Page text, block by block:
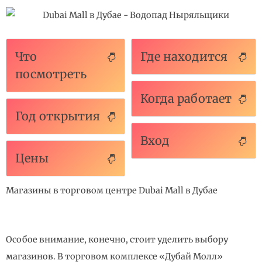
Что
посмотреть
Год открытия
Цены
Где находится
Когда работает
Вход
Магазины в торговом центре Dubai Mall в Дубае
Особое внимание, конечно, стоит уделить выбору
магазинов. В торговом комплексе «Дубай Молл»